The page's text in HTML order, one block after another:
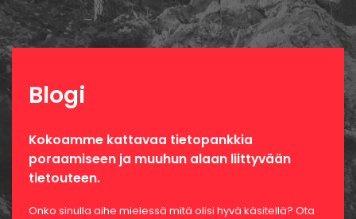
Blogi
Kokoamme kattavaa tietopankkia
poraamiseen ja muuhun alaan liittyvään
tietouteen.
Onko sinulla aihe mielessä mitä olisi hyvä käsitellä? Ota